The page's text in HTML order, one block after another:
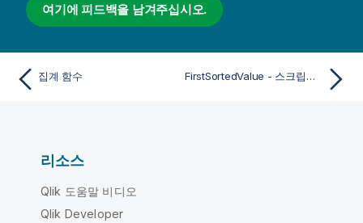
여기에 피드백을 남겨주십시오.
집계 함수 FirstSortedValue - 스크립트 함수
리소스
Qlik 도움말 비디오
Qlik Developer